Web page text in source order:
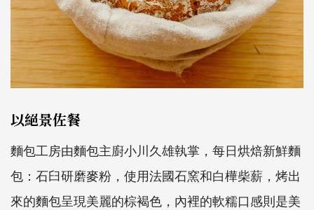
以絕景佐餐
麵包工房由麵包主廚小川久雄執掌，每日烘焙新鮮麵
包：石臼研磨麥粉，使用法國石窯和白樺柴薪，烤出
來的麵包呈現美麗的棕褐色，內裡的軟糯口感則是美